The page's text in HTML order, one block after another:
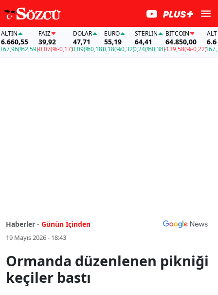
(%2,59)
FAİZ
39,92
-0,07(%-0,17)
DOLAR
47,71
0,09(%0,18)
EURO
55,19
0,18(%0,32)
STERLIN
64,41
0,24(%0,38)
BITCOIN
64.850,00
-139,58(%-0,22)
ALTIN
167,96
Haberler - Günün İçinden
19 Mayıs 2026 - 18:43
Ormanda düzenlenen pikniği
keçiler bastı